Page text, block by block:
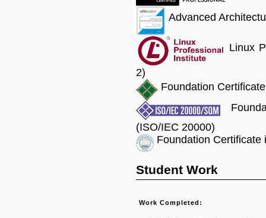
Advanced
Linux
2)
Foundation
(ISO/IEC 20000)
Foundation Certificate
Student Work
Work Completed: